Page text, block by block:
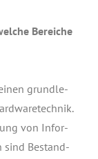
Berei­che
grund­le­
von Infor­
sind Bestand­